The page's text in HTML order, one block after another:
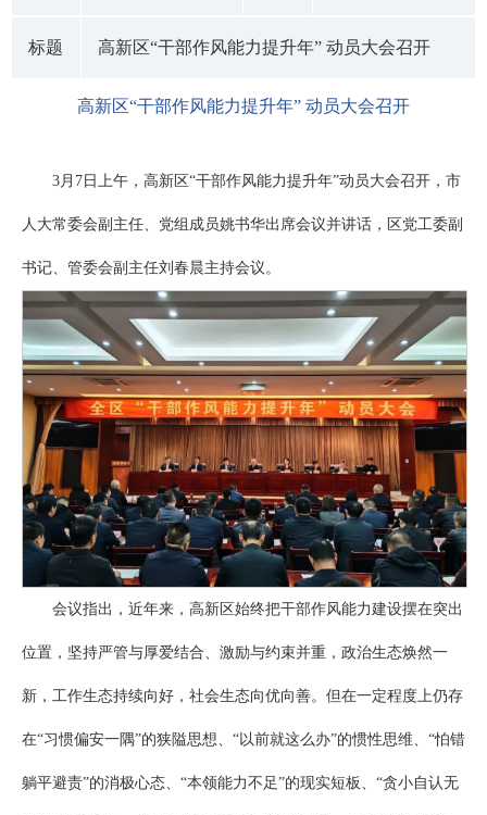
标题 高新区“干部作风能力提升年” 动员大会召开
高新区“干部作风能力提升年” 动员大会召开
3月7日上午，高新区“干部作风能力提升年”动员大会召开，市
人大常委会副主任、党组成员姚书华出席会议并讲话，区党工委副
书记、管委会副主任刘春晨主持会议。
会议指出，近年来，高新区始终把干部作风能力建设摆在突出
位置，坚持严管与厚爱结合、激励与约束并重，政治生态焕然一
新，工作生态持续向好，社会生态向优向善。但在一定程度上仍存
在“习惯偏安一隅”的狭隘思想、“以前就这么办”的惯性思维、“怕错
躺平避责”的消极心态、“本领能力不足”的现实短板、“贪小自认无